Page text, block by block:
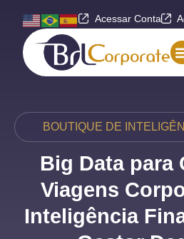
Acessar Conta
BOUTIQUE DE
Big Data para
Viagens
Inteligência